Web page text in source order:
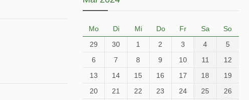
Mo Di Mi Do Fr Sa
So
29
30 1 2 3 4
5
6
7 8 9 10 11
12
13
14 15 16 17 18
19
20
21 22 23 24 25
26